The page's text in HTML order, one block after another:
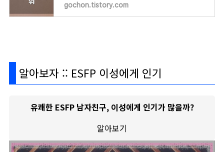
gochon.tistory.com
알아보자 :: ESFP 이성에게 인기
유쾌한 ESFP 남자친구, 이성에게 인기가 많을까?
알아보기